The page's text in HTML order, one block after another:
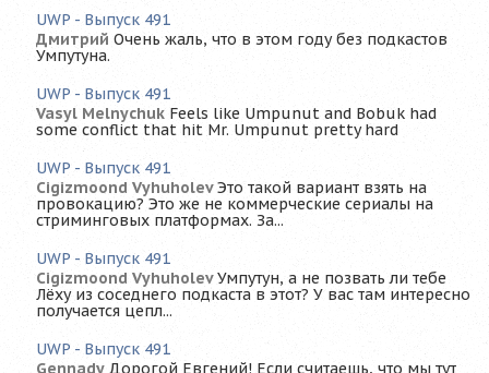
UWP - Выпуск 491
Дмитрий Очень жаль, что в этом году без подкастов
Умпутуна.
UWP - Выпуск 491
Vasyl Melnychuk Feels like Umpunut and Bobuk had
some conflict that hit Mr. Umpunut pretty hard
UWP - Выпуск 491
Cigizmoond Vyhuholev Это такой вариант взять на
провокацию? Это же не коммерческие сериалы на
стриминговых платформах. За...
UWP - Выпуск 491
Cigizmoond Vyhuholev Умпутун, а не позвать ли тебе
Лёху из соседнего подкаста в этот? У вас там интересно
получается цепл...
UWP - Выпуск 491
Gennady Дорогой Евгений! Если считаешь, что мы тут